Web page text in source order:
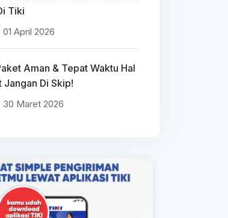
Tiki
April 2026
Aman & Tepat Waktu Hal
Jangan Di Skip!
30 Maret 2026